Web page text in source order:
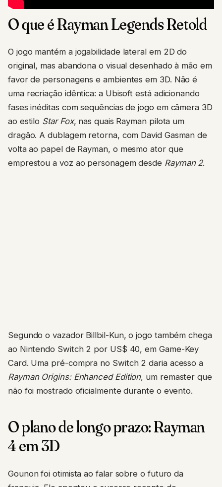
O que é Rayman Legends Retold
O jogo mantém a jogabilidade lateral em 2D do
original, mas abandona o visual desenhado à mão em
favor de personagens e ambientes em 3D. Não é
uma recriação idêntica: a Ubisoft está adicionando
fases inéditas com sequências de jogo em câmera 3D
ao estilo Star Fox, nas quais Rayman pilota um
dragão. A dublagem retorna, com David Gasman de
volta ao papel de Rayman, o mesmo ator que
emprestou a voz ao personagem desde Rayman 2.
Segundo o vazador Billbil-Kun, o jogo também chega
ao Nintendo Switch 2 por US$ 40, em Game-Key
Card. Uma pré-compra no Switch 2 daria acesso a
Rayman Origins: Enhanced Edition, um remaster que
não foi mostrado oficialmente durante o evento.
O plano de longo prazo: Rayman
4 em 3D
Gounon foi otimista ao falar sobre o futuro da